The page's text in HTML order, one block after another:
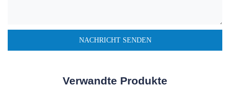
Verwandte Produkte